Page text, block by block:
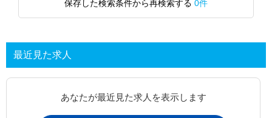
保存した検索条件から再検索する 0件
最近見た求人
あなたが最近見た求人を表示します